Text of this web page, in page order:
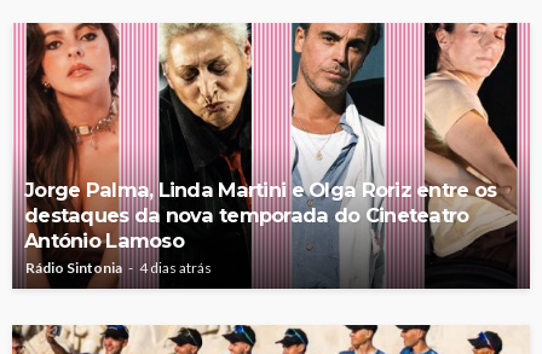
Jorge Palma, Linda Martini e Olga Roriz entre os
destaques da nova temporada do Cineteatro
António Lamoso
Rádio Sintonia 4 dias atrás